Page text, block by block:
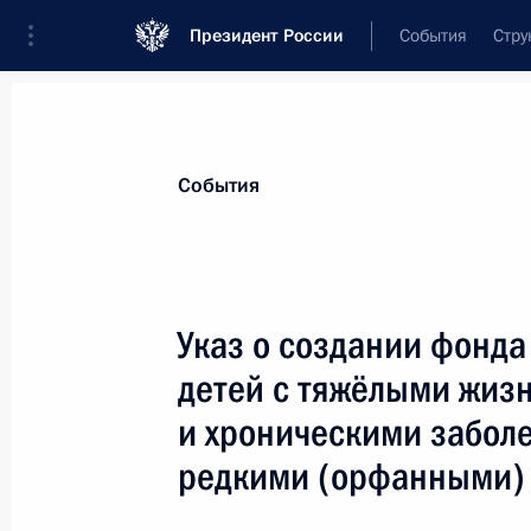
Президент России События
Перечень поручений по итогам
по стимулированию
События
Указ о создании
детей с тяжёлыми
и хроническими
редкими (орфанными)